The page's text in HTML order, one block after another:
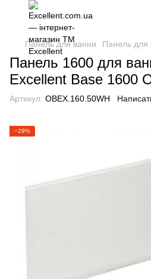
Панель для ванни Панель для
Панель 1600 для
Excellent Base 1600
Артикул: OBEX.160.50WH
−29%